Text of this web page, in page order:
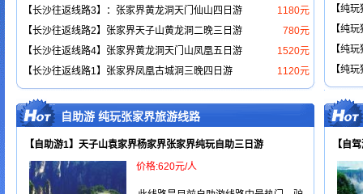
1180元
【长沙往返线路3】：张家界黄龙洞天门仙山四日游
780元
【长沙往返线路2】张家界天子山黄龙洞二晚三日游
1520元
【长沙往返线路4】张家界黄龙洞天门山凤凰五日游
1120元
【长沙往返线路1】张家界凤凰古城洞三晚四日游
【纯
【纯
【纯
【纯
自助游 纯玩张家界旅游线路
【自助游1】天子山袁家界杨家界张家界纯玩自助三日游
价格:620元/人
【自